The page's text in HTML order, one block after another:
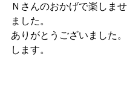
Ｎさんのおかげで楽しま
ました。
ありがとうございました
します。